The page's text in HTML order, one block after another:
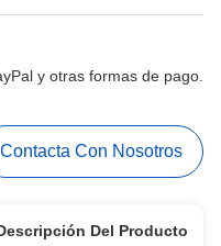
y otras formas de pago.
Contacta Con Nosotros
Del Producto